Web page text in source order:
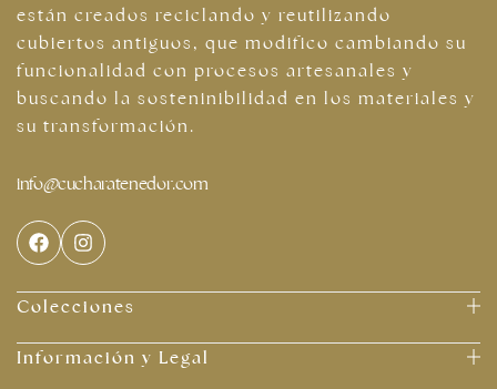
están creados reciclando y reutilizando
cubiertos antiguos, que modifico cambiando su
funcionalidad con procesos artesanales y
buscando la sosteninibilidad en los materiales y
su transformación.
info@cucharatenedor.com
Colecciones
Información y Legal